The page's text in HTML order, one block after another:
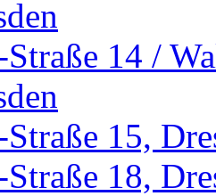
14 /
15,
18,